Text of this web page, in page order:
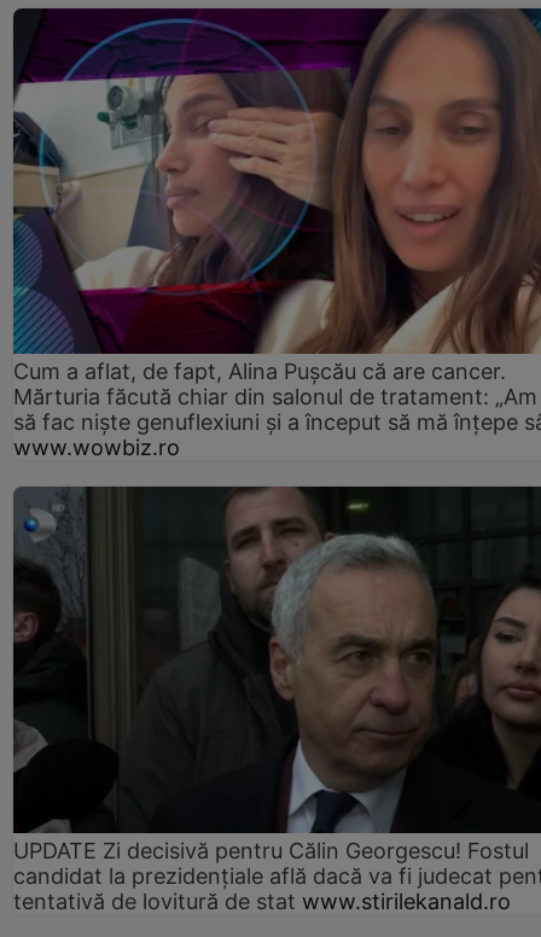
Cum a aflat, de fapt, Alina Pușcău că are cancer.
Mărturia făcută chiar din salonul de tratament:
să fac niște genuflexiuni și a început să mă înțepe
www.wowbiz.ro
UPDATE Zi decisivă pentru Călin Georgescu! Fostul
candidat la prezidențiale află dacă va fi judecat
tentativă de lovitură de stat www.stirilekanald.ro